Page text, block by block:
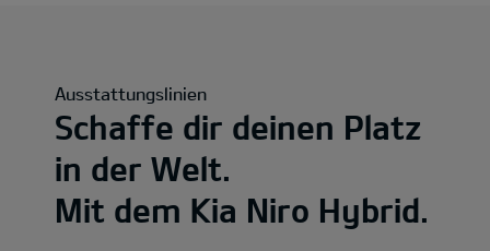
Ausstattungslinien
Schaffe dir deinen Platz
in der Welt.
Mit dem Kia Niro Hybrid.